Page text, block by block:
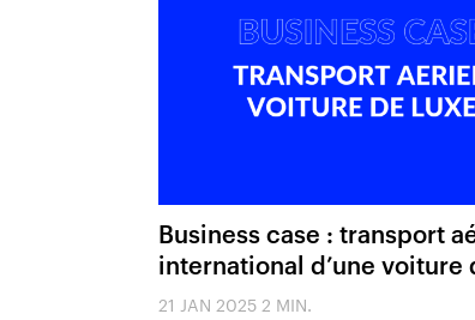
Business case : transport
international d’une voiture
21 JAN 2025 2 MIN.